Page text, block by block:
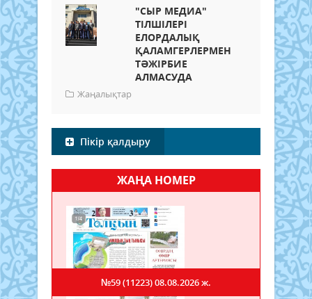
"СЫР МЕДИА"
ТІЛШІЛЕРІ
ЕЛОРДАЛЫҚ
ҚАЛАМГЕРЛЕРМЕН
ТӘЖІРБИЕ
АЛМАСУДА
Жаңалықтар
Пікір қалдыру
ЖАҢА НОМЕР
№59 (11223)08.08.2026 ж.